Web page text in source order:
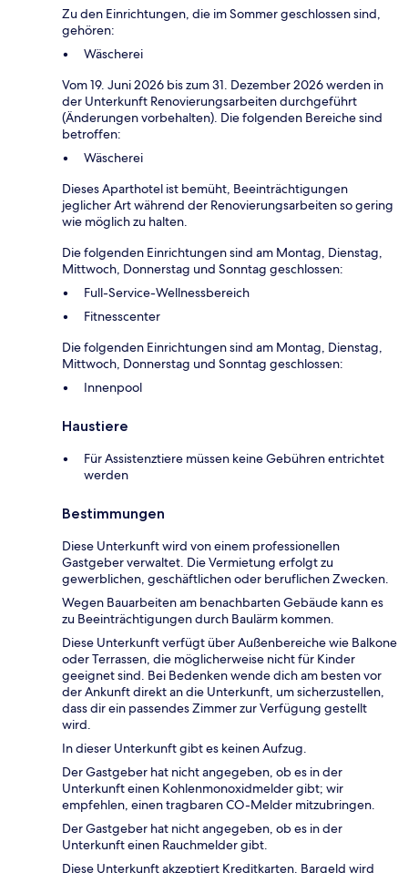
Zu den Einrichtungen, die im Sommer geschlossen sind,
gehören:
Wäscherei
Vom 19. Juni 2026 bis zum 31. Dezember 2026 werden in
der Unterkunft Renovierungsarbeiten durchgeführt
(Änderungen vorbehalten). Die folgenden Bereiche sind
betroffen:
Wäscherei
Dieses Aparthotel ist bemüht, Beeinträchtigungen
jeglicher Art während der Renovierungsarbeiten so gering
wie möglich zu halten.
Die folgenden Einrichtungen sind am Montag, Dienstag,
Mittwoch, Donnerstag und Sonntag geschlossen:
Full-Service-Wellnessbereich
Fitnesscenter
Die folgenden Einrichtungen sind am Montag, Dienstag,
Mittwoch, Donnerstag und Sonntag geschlossen:
Innenpool
Haustiere
Für Assistenztiere müssen keine Gebühren entrichtet
werden
Bestimmungen
Diese Unterkunft wird von einem professionellen
Gastgeber verwaltet. Die Vermietung erfolgt zu
gewerblichen, geschäftlichen oder beruflichen Zwecken.
Wegen Bauarbeiten am benachbarten Gebäude kann es
zu Beeinträchtigungen durch Baulärm kommen.
Diese Unterkunft verfügt über Außenbereiche wie Balkone
oder Terrassen, die möglicherweise nicht für Kinder
geeignet sind. Bei Bedenken wende dich am besten vor
der Ankunft direkt an die Unterkunft, um sicherzustellen,
dass dir ein passendes Zimmer zur Verfügung gestellt
wird.
In dieser Unterkunft gibt es keinen Aufzug.
Der Gastgeber hat nicht angegeben, ob es in der
Unterkunft einen Kohlenmonoxidmelder gibt; wir
empfehlen, einen tragbaren CO-Melder mitzubringen.
Der Gastgeber hat nicht angegeben, ob es in der
Unterkunft einen Rauchmelder gibt.
Diese Unterkunft akzeptiert Kreditkarten. Bargeld wird